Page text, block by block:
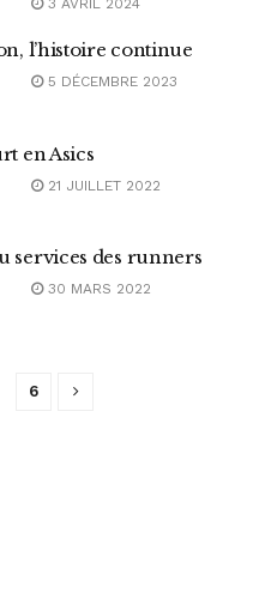
l’histoire continue
5 DÉCEMBRE 2023
en Asics
21 JUILLET 2022
services des runners
30 MARS 2022
6